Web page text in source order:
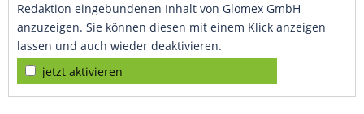
Redaktion eingebundenen Inhalt von Glomex GmbH
anzuzeigen. Sie können diesen mit einem Klick anzeigen
lassen und auch wieder deaktivieren.
jetzt aktivieren